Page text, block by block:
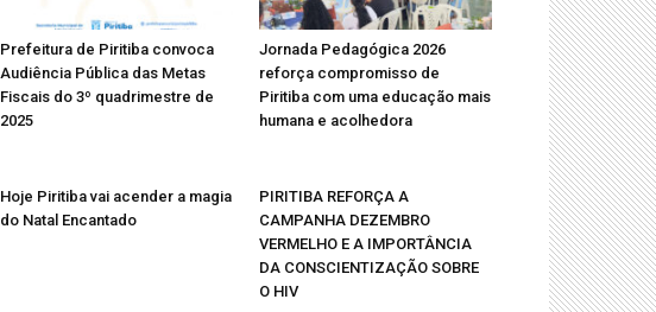
Prefeitura de Piritiba convoca
Audiência Pública das Metas
Fiscais do 3º quadrimestre de
2025
Jornada Pedagógica 2026
reforça compromisso de
Piritiba com uma educação mais
humana e acolhedora
Hoje Piritiba vai acender a magia
do Natal Encantado
PIRITIBA REFORÇA A
CAMPANHA DEZEMBRO
VERMELHO E A IMPORTÂNCIA
DA CONSCIENTIZAÇÃO SOBRE
O HIV